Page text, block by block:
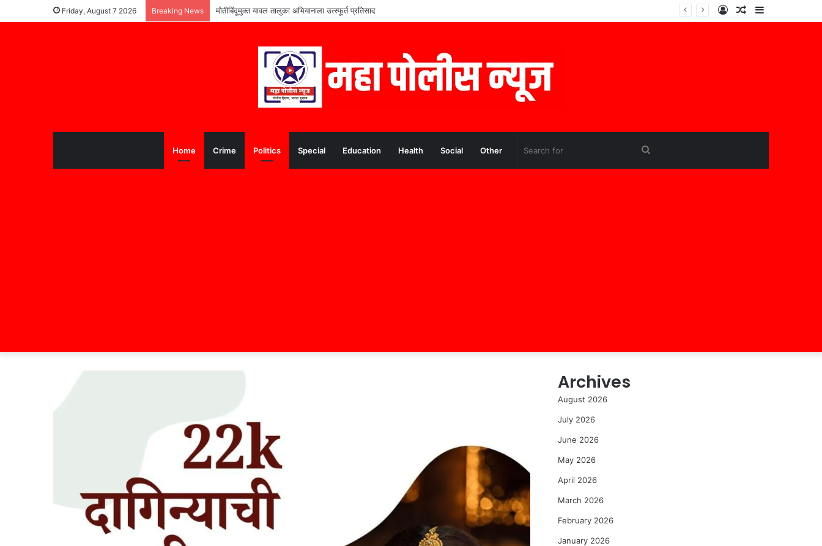
Friday, August 7 2026 Breaking News पूरग्रस्त विद्यार्थ्यांच्या शिक्षणाला आधार; ममुराबाद येथे शैक्षणिक साहित्याचे वाटप Sidebar
Random
Log
Home Crime Politics Special Education Health Social Other
Archives
August 2026
July 2026
June 2026
May 2026
April 2026
March 2026
February 2026
January 2026